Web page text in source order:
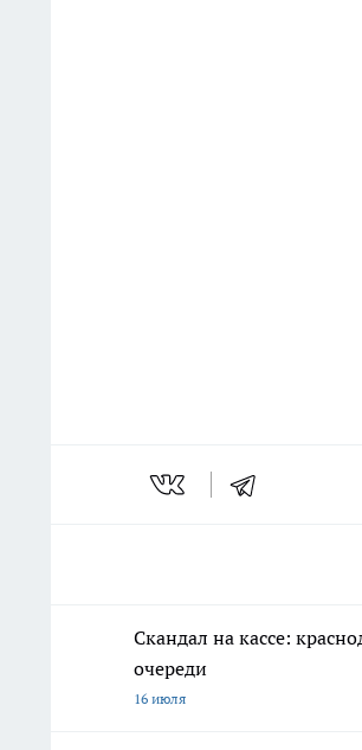
Скандал на кассе:
очереди
16 июля